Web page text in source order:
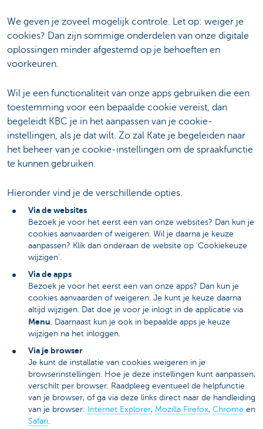
We geven je zoveel mogelijk controle. Let op: weiger je
cookies? Dan zijn sommige onderdelen van onze digitale
oplossingen minder afgestemd op je behoeften en
voorkeuren.
Wil je een functionaliteit van onze apps gebruiken die een
toestemming voor een bepaalde cookie vereist, dan
begeleidt KBC je in het aanpassen van je cookie-
instellingen, als je dat wilt. Zo zal Kate je begeleiden naar
het beheer van je cookie-instellingen om de spraakfunctie
te kunnen gebruiken.
Hieronder vind je de verschillende opties.
Via de websites
Bezoek je voor het eerst een van onze websites? Dan kun je
cookies aanvaarden of weigeren. Wil je daarna je keuze
aanpassen? Klik dan onderaan de website op 'Cookiekeuze
wijzigen'.
Via de apps
Bezoek je voor het eerst een van onze apps? Dan kun je
cookies aanvaarden of weigeren. Je kunt je keuze daarna
altijd wijzigen. Dat doe je voor je inlogt in de applicatie via
Menu . Daarnaast kun je ook in bepaalde apps je keuze
wijzigen na het inloggen.
Via je browser
Je kunt de installatie van cookies weigeren in je
browserinstellingen. Hoe je deze instellingen kunt aanpassen,
verschilt per browser. Raadpleeg eventueel de helpfunctie
van je browser, of ga via deze links direct naar de handleiding
van je browser: Internet Explorer, Mozilla Firefox, Chrome en
Safari